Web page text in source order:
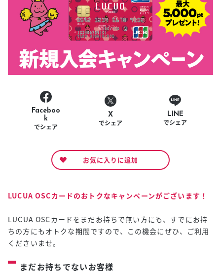
Faceboo
k
でシェア
X
でシェア
LINE
でシェア
お気に入りに追加
LUCUA OSCカードのおトクなキャンペーンがございます！
LUCUA OSCカードをまだお持ちで無い方にも、すでにお持
ちの方にもオトクな期間ですので、この機会にぜひ、ご利用
くださいませ。
まだお持ちでないお客様